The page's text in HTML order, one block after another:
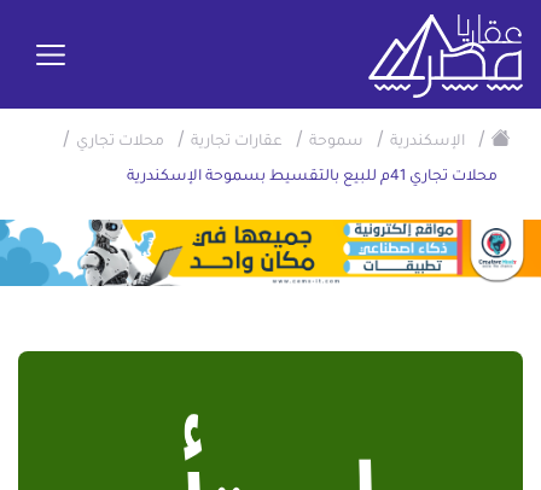
/ الإسكندرية / سموحة / عقارات تجارية / محلات تجاري /
محلات تجاري 41م للبيع بالتقسيط بسموحة الإسكندرية